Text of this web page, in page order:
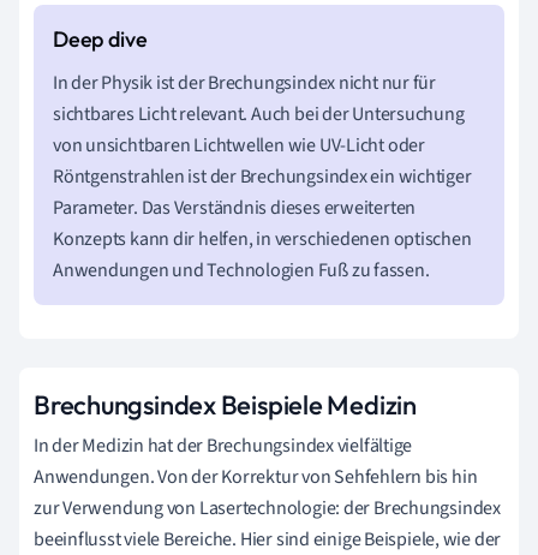
In der Physik ist der Brechungsindex nicht nur für
sichtbares Licht relevant. Auch bei der Untersuchung
von unsichtbaren Lichtwellen wie UV-Licht oder
Röntgenstrahlen ist der Brechungsindex ein wichtiger
Parameter. Das Verständnis dieses erweiterten
Konzepts kann dir helfen, in verschiedenen optischen
Anwendungen und Technologien Fuß zu fassen.
Brechungsindex Beispiele Medizin
In der Medizin hat der Brechungsindex vielfältige
Anwendungen. Von der Korrektur von Sehfehlern bis hin
zur Verwendung von Lasertechnologie: der Brechungsindex
beeinflusst viele Bereiche. Hier sind einige Beispiele, wie der